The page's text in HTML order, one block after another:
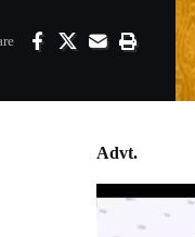
Advt.
Video